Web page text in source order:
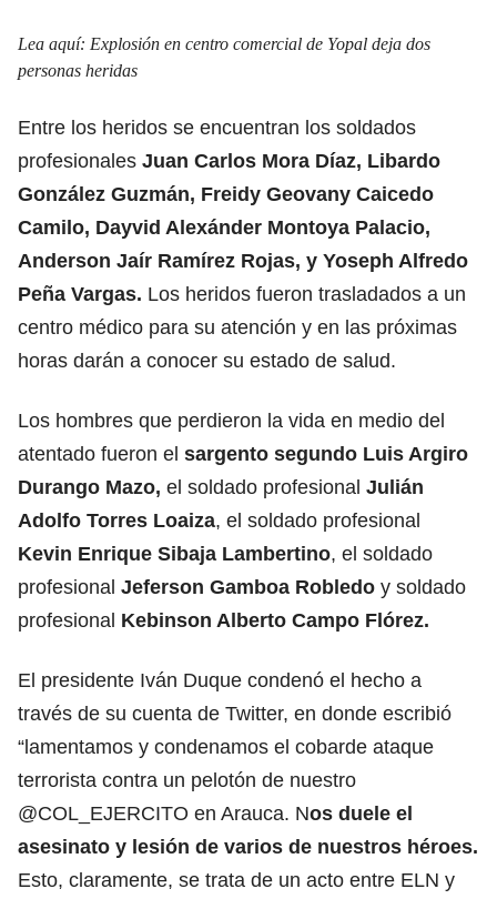
Lea aquí: Explosión en centro comercial de Yopal deja dos
personas heridas
Entre los heridos se encuentran los soldados
profesionales Juan Carlos Mora Díaz, Libardo
González Guzmán, Freidy Geovany Caicedo
Camilo, Dayvid Alexánder Montoya Palacio,
Anderson Jaír Ramírez Rojas, y Yoseph Alfredo
Peña Vargas. Los heridos fueron trasladados a un
centro médico para su atención y en las próximas
horas darán a conocer su estado de salud.
Los hombres que perdieron la vida en medio del
atentado fueron el sargento segundo Luis Argiro
Durango Mazo, el soldado profesional Julián
Adolfo Torres Loaiza, el soldado profesional
Kevin Enrique Sibaja Lambertino, el soldado
profesional Jeferson Gamboa Robledo y soldado
profesional Kebinson Alberto Campo Flórez.
El presidente Iván Duque condenó el hecho a
través de su cuenta de Twitter, en donde escribió
“lamentamos y condenamos el cobarde ataque
terrorista contra un pelotón de nuestro
@COL_EJERCITO en Arauca. Nos duele el
asesinato y lesión de varios de nuestros héroes.
Esto, claramente, se trata de un acto entre ELN y